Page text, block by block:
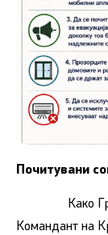
Почитувани
Како
Командант на